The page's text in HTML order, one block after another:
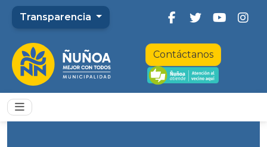
Transparencia
Contáctanos